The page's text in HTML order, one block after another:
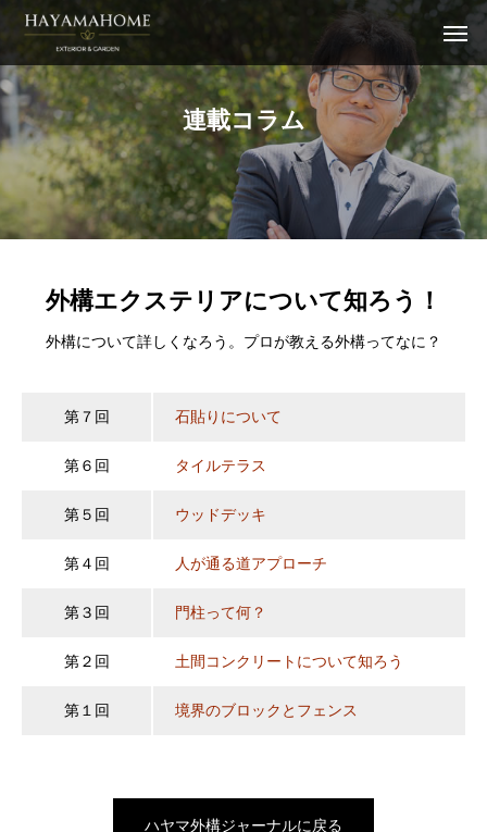
連載コラム
外構エクステリアについて知ろう！
外構について詳しくなろう。プロが教える外構ってなに？
第７回 石貼りについて
第６回 タイルテラス
第５回 ウッドデッキ
第４回 人が通る道アプローチ
第３回 門柱って何？
第２回 土間コンクリートについて知ろう
第１回 境界のブロックとフェンス
ハヤマ外構ジャーナルに戻る